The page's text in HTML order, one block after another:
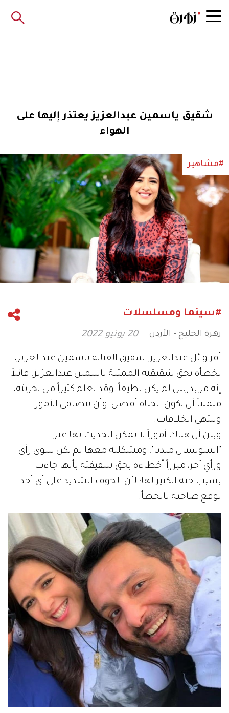
شقيق ياسمين عبدالعزيز يعتذر إليها على
الهواء
#مشاهير
#سينما ومسلسلات
زهرة الخليج - الأردن 20 يونيو 2022
أقر وائل عبدالعزيز، شقيق الفنانة ياسمين عبدالعزيز،
بخطأه بحق شقيقته الممثلة ياسمين عبدالعزيز، قائلاً
إنه مر بدرس لم يكن لطيفاً، وقد تعلم كثيراً من تجربته،
متمنياً أن تكون الحياة أفضل، وأن تتصافى الأمور
وتنتهي الخلافات.
وبين أن هناك أموراً لا يمكن الحديث بها عبر
"السوشيال ميديا"، ومشكلته معها لم تكن سوى رأي
ورأي آخر، مبرراً أخطاءه بحق شقيقته بأنها جاءت
بسبب حبه الكبير لها؛ لأن الخوف الشديد على أي أحد
يوقع صاحبه بالخطأ.